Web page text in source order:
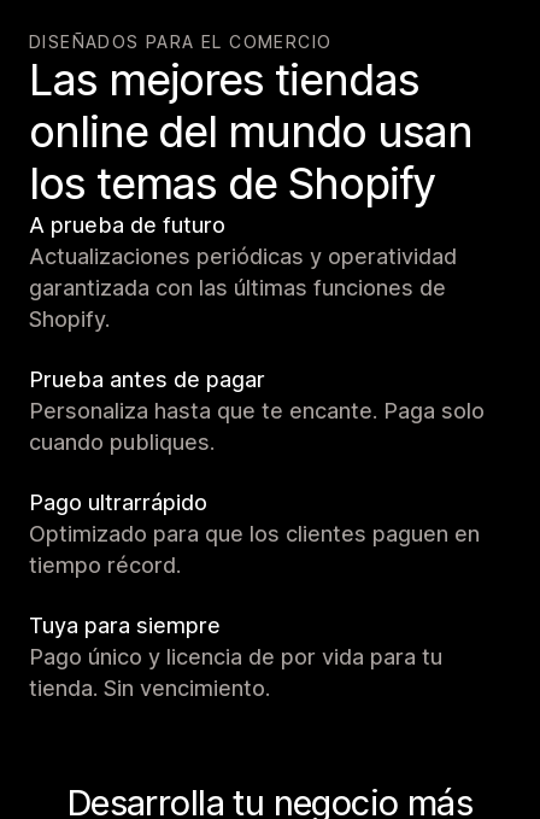
DISEÑADOS PARA EL COMERCIO
Las mejores tiendas
online del mundo usan
los temas de Shopify
A prueba de futuro
Actualizaciones periódicas y operatividad
garantizada con las últimas funciones de
Shopify.
Prueba antes de pagar
Personaliza hasta que te encante. Paga solo
cuando publiques.
Pago ultrarrápido
Optimizado para que los clientes paguen en
tiempo récord.
Tuya para siempre
Pago único y licencia de por vida para tu
tienda. Sin vencimiento.
Desarrolla tu negocio más